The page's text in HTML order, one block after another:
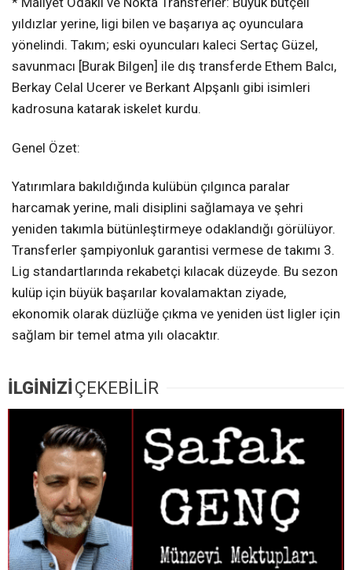
yıldızlar yerine, ligi bilen ve başarıya aç oyunculara
yönelindi. Takım; eski oyuncuları kaleci Sertaç Güzel,
savunmacı [Burak Bilgen] ile dış transferde Ethem Balcı,
Berkay Celal Ucerer ve Berkant Alpşanlı gibi isimleri
kadrosuna katarak iskelet kurdu.
Genel Özet:
Yatırımlara bakıldığında kulübün çılgınca paralar
harcamak yerine, mali disiplini sağlamaya ve şehri
yeniden takımla bütünleştirmeye odaklandığı görülüyor.
Transferler şampiyonluk garantisi vermese de takımı 3.
Lig standartlarında rekabetçi kılacak düzeyde. Bu sezon
kulüp için büyük başarılar kovalamaktan ziyade,
ekonomik olarak düzlüğe çıkma ve yeniden üst ligler için
sağlam bir temel atma yılı olacaktır.
İLGİNİZİÇEKEBİLİR